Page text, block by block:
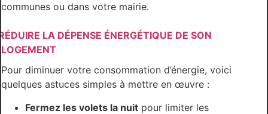
communes ou dans votre mairie.
LA DÉPENSE ÉNERGÉTIQUE DE SON
LOGEMENT
Pour diminuer votre consommation d’énergie, voici
quelques astuces simples à mettre en œuvre :
Fermez les volets la nuit pour limiter les